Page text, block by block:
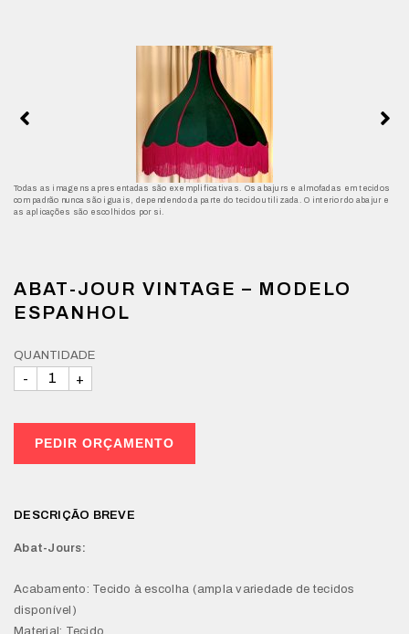
Todas as imagens apresentadas são exemplificativas. Os abajurs e almofadas em tecidos
com padrão nunca são iguais, dependendo da parte do tecido utilizada. O interior do abajur e
as aplicações são escolhidos por si.
ABAT-JOUR VINTAGE – MODELO
ESPANHOL
QUANTIDADE
PEDIR ORÇAMENTO
DESCRIÇÃO BREVE
Abat-Jours:
Acabamento: Tecido à escolha (ampla variedade de tecidos
disponível)